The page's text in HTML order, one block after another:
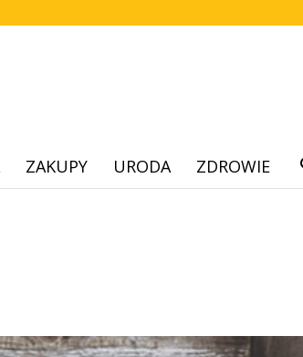
ZAKUPY URODA ZDROWIE